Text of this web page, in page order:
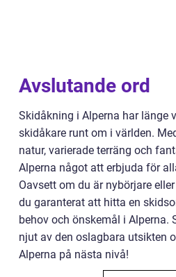
Avslutande ord
Skidåkning i Alperna har länge
skidåkare runt om i världen.
natur, varierade terräng och
Alperna något att erbjuda för
Oavsett om du är nybörjare
du garanterat att hitta en
behov och önskemål i Alperna.
njut av den oslagbara utsikten
Alperna på nästa nivå!